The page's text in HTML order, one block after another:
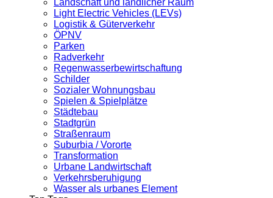
Landschaft und ländlicher Raum
Light Electric Vehicles (LEVs)
Logistik & Güterverkehr
ÖPNV
Parken
Radverkehr
Regenwasserbewirtschaftung
Schilder
Sozialer Wohnungsbau
Spielen & Spielplätze
Städtebau
Stadtgrün
Straßenraum
Suburbia / Vororte
Transformation
Urbane Landwirtschaft
Verkehrsberuhigung
Wasser als urbanes Element